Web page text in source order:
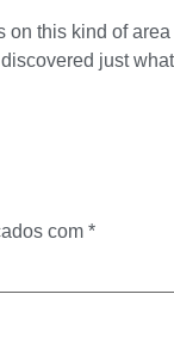
this kind of
just
com *